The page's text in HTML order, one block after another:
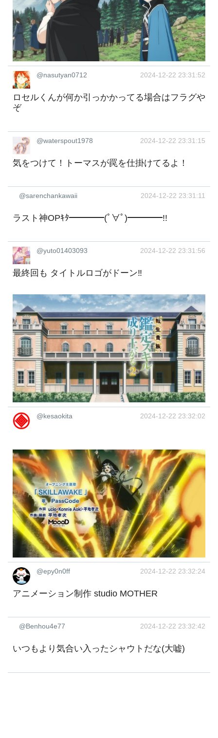
@nasutyan0712 2024-12-22 23:31:52
ロセルくんが何か引っかかってる場合はフラグや
ぞ
@waterspout1978 2024-12-22 23:31:15
気をつけて！トーマスが罠を仕掛けてるよ！
@sarenchankawaii 2024-12-22 23:31:11
ラスト神OPｷﾀ━━━━(ﾟ∀ﾟ)━━━━!!
@yuto01403093 2024-12-22 23:31:56
最終回も タイトルロゴがドーン‼️
@kesaokita 2024-12-22 23:32:02
@epy0n0ff 2024-12-22 23:32:24
アニメーション制作 studio MOTHER
@Benhou4e77 2024-12-22 23:32:42
いつもより気合い入ったシャウトだな(大嘘)